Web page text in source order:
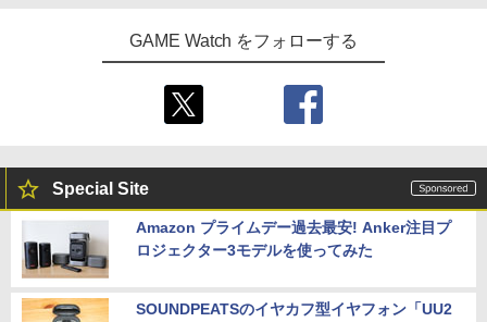
GAME Watch をフォローする
Special Site
Amazon プライムデー過去最安! Anker注目プ
ロジェクター3モデルを使ってみた
SOUNDPEATSのイヤカフ型イヤフォン「UU2